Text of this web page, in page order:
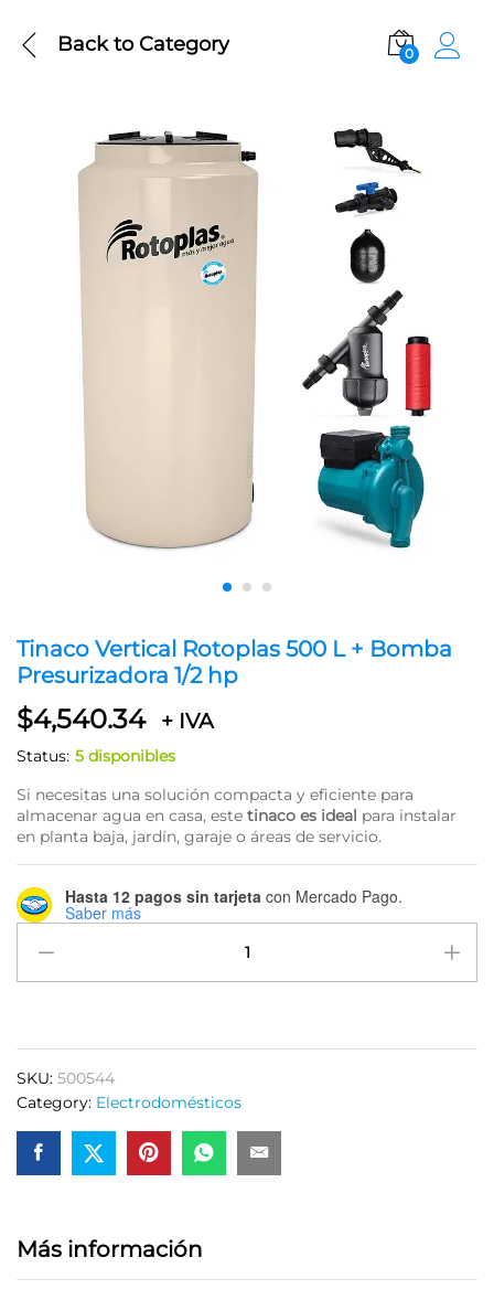
Back toCategory 0
Tinaco Vertical Rotoplas 500 L + Bomba
Presurizadora 1/2 hp
$4,540.34 + IVA
Status: 5 disponibles
Si necesitas una solución compacta y eficiente para
almacenar agua en casa, este tinaco es ideal para instalar
en planta baja, jardín, garaje o áreas de servicio.
Hasta 12 pagos sin tarjeta con Mercado Pago.
Saber más
Vertical
Rotoplas
+
Bomba
Presurizadora
1/2
hp
quantity
SKU: 500544
Category: Electrodomésticos
Más información